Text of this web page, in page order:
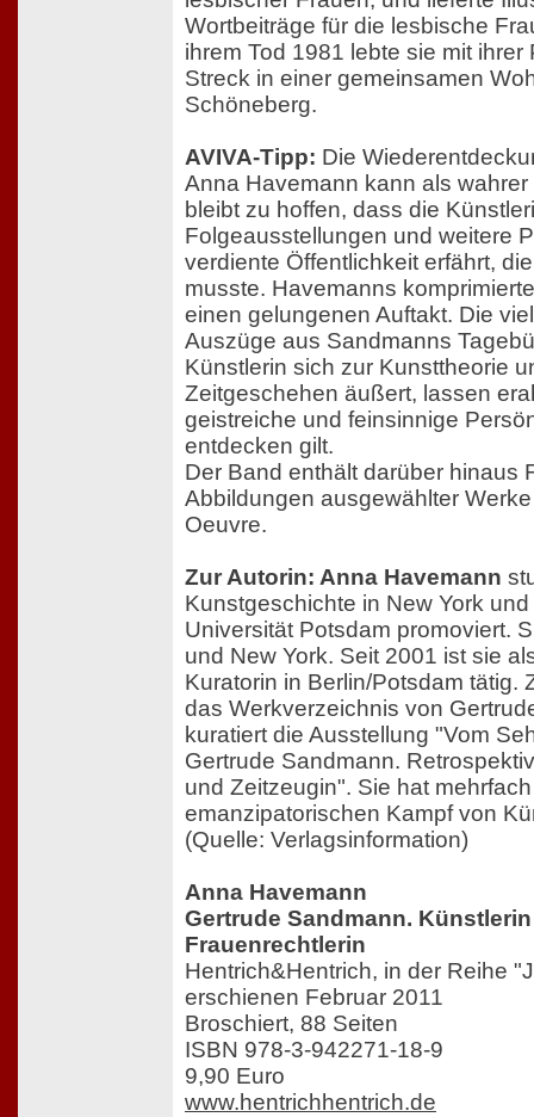
Wortbeiträge für die lesbische
ihrem Tod 1981 lebte sie mit ihrer
Streck in einer gemeinsamen
Schöneberg.
AVIVA-Tipp: Die
Anna Havemann kann als
bleibt zu hoffen, dass die
Folgeausstellungen und weitere
verdiente Öffentlichkeit erfährt,
musste. Havemanns
einen gelungenen Auftakt. Die
Auszüge aus Sandmanns
Künstlerin sich zur Kunsttheorie
Zeitgeschehen äußert, lassen
geistreiche und feinsinnige
entdecken gilt.
Der Band enthält darüber hinaus
Abbildungen ausgewählter
Oeuvre.
Zur Autorin: Anna Havemann
Kunstgeschichte in New York
Universität Potsdam promoviert.
und New York. Seit 2001 ist sie
Kuratorin in Berlin/Potsdam tätig.
das Werkverzeichnis von
kuratiert die Ausstellung "Vom
Gertrude Sandmann.
und Zeitzeugin". Sie hat
emanzipatorischen Kampf von
(Quelle: Verlagsinformation)
Anna Havemann
Gertrude Sandmann.
Frauenrechtlerin
Hentrich&Hentrich, in der Reihe
erschienen Februar 2011
Broschiert, 88 Seiten
ISBN 978-3-942271-18-9
9,90 Euro
www.hentrichhentrich.de